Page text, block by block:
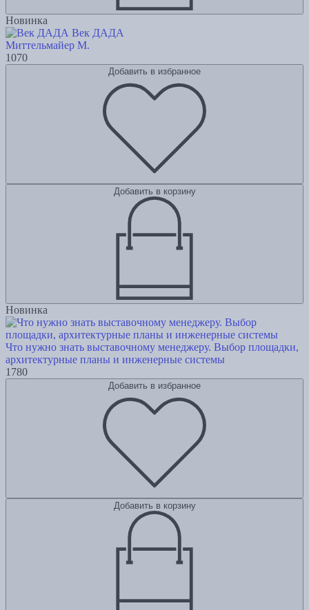
Новинка
Век ДАДА
Миттельмайер М.
1070
Добавить в избранное
Добавить в корзину
Новинка
Что нужно знать выставочному менеджеру. Выбор площадки,
архитектурные планы и инженерные системы
1780
Добавить в избранное
Добавить в корзину